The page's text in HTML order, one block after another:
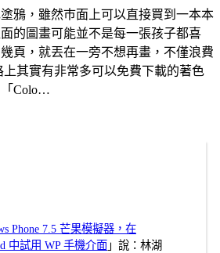
鴉，雖然巿面上可以直接買到一本本
的圖畫可能並不是每一張孩子都喜
頁，就丟在一旁不想再畫，不僅浪費
其實有非常多可以免費下載的著色
「Colo…
Phone 7.5 芒果模擬器，在
中試用 WP 手機介面 」說：林湖